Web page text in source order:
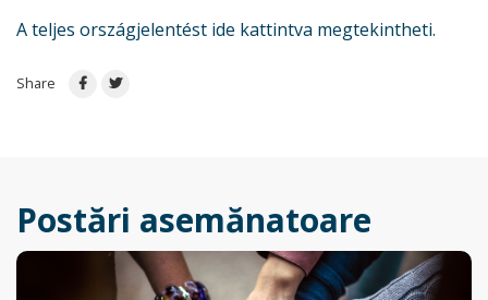
A teljes országjelentést ide kattintva megtekintheti.
Share
Postări asemănatoare